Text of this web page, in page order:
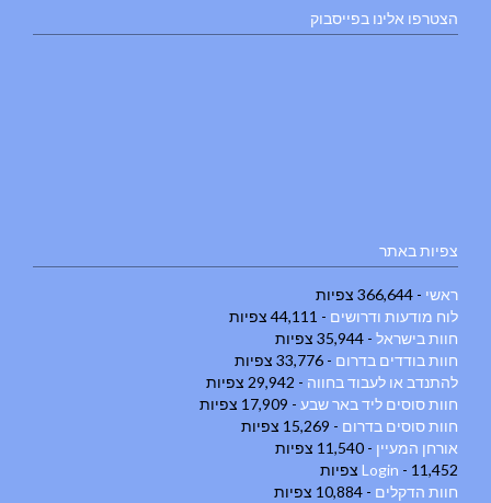
הצטרפו אלינו בפייסבוק
צפיות באתר
ראשי - 366,644 צפיות
לוח מודעות ודרושים - 44,111 צפיות
חוות בישראל - 35,944 צפיות
חוות בודדים בדרום - 33,776 צפיות
להתנדב או לעבוד בחווה - 29,942 צפיות
חוות סוסים ליד באר שבע - 17,909 צפיות
חוות סוסים בדרום - 15,269 צפיות
אורחן המעיין - 11,540 צפיות
Login - 11,452 צפיות
חוות הדקלים - 10,884 צפיות